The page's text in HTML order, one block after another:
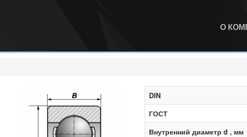
О
DIN
ГОСТ
Внутренний диаметр d , мм